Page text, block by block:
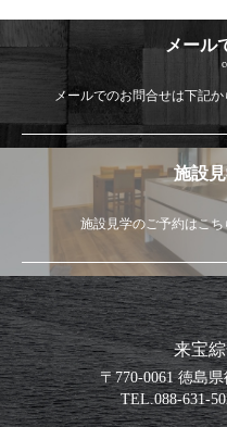
メール
メールでのお問合せは下記か
施設
施設見学のご予約はこち
来宝
〒770-0061 徳島
TEL.088-631-